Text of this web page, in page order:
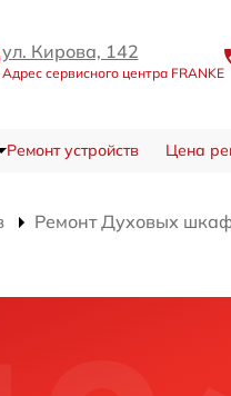
ул. Кирова, 142
Адрес сервисного центра FRANKE
Ремонт устройств Цена
Ремонт Духовых